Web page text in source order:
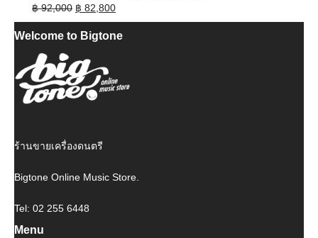
฿92,000 Original
price
was:
฿ 82,800Current
price
is:
Welcome to Bigtone
ร้านขายเครื่องดนตรี
Bigtone Online Music Store.
Tel: 02 255 6448
Menu